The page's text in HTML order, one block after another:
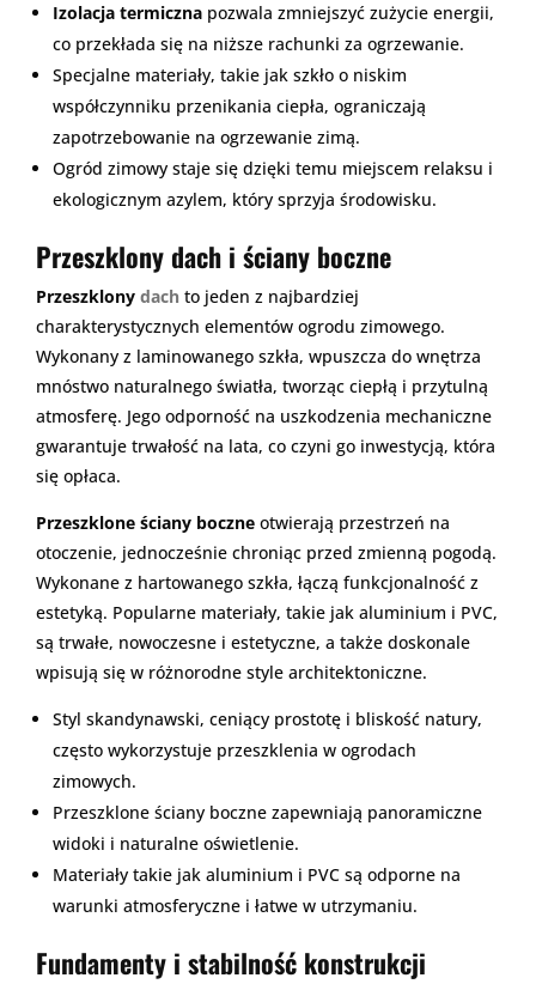
Izolacja termiczna pozwala zmniejszyć zużycie energii,
co przekłada się na niższe rachunki za ogrzewanie.
Specjalne materiały, takie jak szkło o niskim
współczynniku przenikania ciepła, ograniczają
zapotrzebowanie na ogrzewanie zimą.
Ogród zimowy staje się dzięki temu miejscem relaksu i
ekologicznym azylem, który sprzyja środowisku.
Przeszklony dach i ściany boczne
Przeszklony dach to jeden z najbardziej
charakterystycznych elementów ogrodu zimowego.
Wykonany z laminowanego szkła, wpuszcza do wnętrza
mnóstwo naturalnego światła, tworząc ciepłą i przytulną
atmosferę. Jego odporność na uszkodzenia mechaniczne
gwarantuje trwałość na lata, co czyni go inwestycją, która
się opłaca.
Przeszklone ściany boczne otwierają przestrzeń na
otoczenie, jednocześnie chroniąc przed zmienną pogodą.
Wykonane z hartowanego szkła, łączą funkcjonalność z
estetyką. Popularne materiały, takie jak aluminium i PVC,
są trwałe, nowoczesne i estetyczne, a także doskonale
wpisują się w różnorodne style architektoniczne.
Styl skandynawski, ceniący prostotę i bliskość natury,
często wykorzystuje przeszklenia w ogrodach
zimowych.
Przeszklone ściany boczne zapewniają panoramiczne
widoki i naturalne oświetlenie.
Materiały takie jak aluminium i PVC są odporne na
warunki atmosferyczne i łatwe w utrzymaniu.
Fundamenty i stabilność konstrukcji